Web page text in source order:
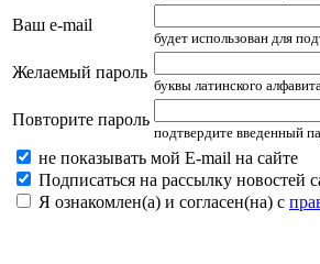
Ваш e-mail
будет использован для
Желаемый пароль
буквы латинского
Повторите пароль
подтвердите введенный
не показывать мой E-mail на сайте
Подписаться на рассылку новостей
Я ознакомлен(а) и согласен(на) с